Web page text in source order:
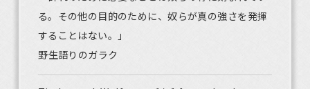
る。その他の目的のために、奴らが真の強さを発揮
することはない。」
――野生語りのガラク